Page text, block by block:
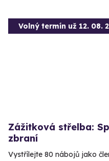
Volný termín už 12. 08.
Zážitková střelba:
zbraní
Vystřílejte 80 nábojů jako